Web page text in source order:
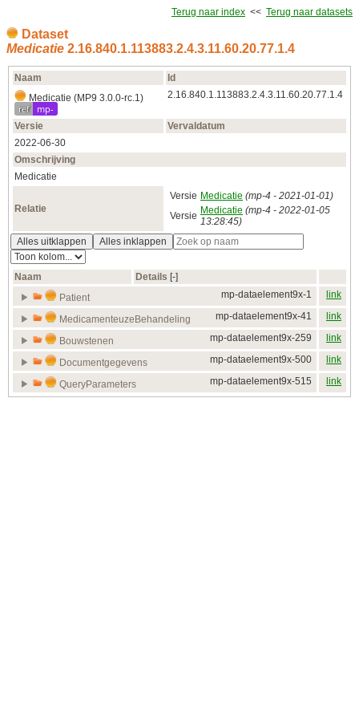
Terug naar index << Terug naar datasets
Dataset
Medicatie 2.16.840.1.113883.2.4.3.11.60.20.77.1.4
Naam
Id
Medicatie (MP9 3.0.0-rc.1)
ref mp-
2.16.840.1.113883.2.4.3.11.60.20.77.1.4
Versie
Vervaldatum
2022‑06‑30
Omschrijving
Medicatie
Relatie
Versie Medicatie (mp-4 - 2021‑01‑01)
Versie Medicatie (mp-4 - 2022‑01‑05
13:28:45)
Alles uitklappen
Alles inklappen
Naam Details [‑]
Patient
mp-dataelement9x-1 link
MedicamenteuzeBehandeling mp-dataelement9x-41 link
Bouwstenen mp-dataelement9x-259 link
Documentgegevens mp-dataelement9x-500 link
QueryParameters mp-dataelement9x-515 link